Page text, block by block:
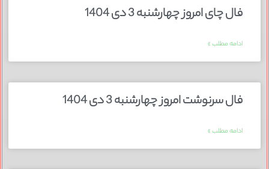
فال چای امروز چهارشنبه 3 دی 1404
ادامه مطلب »
فال سرنوشت امروز چهارشنبه 3 دی 1404
ادامه مطلب »